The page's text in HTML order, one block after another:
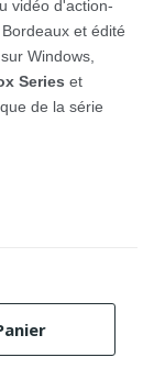
vidéo d'action-
et édité
Windows,
Series et
de la série